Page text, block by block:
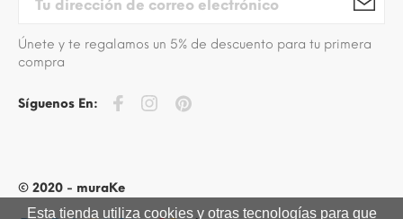
Únete y te regalamos un 5% de descuento para tu primera
compra
Síguenos En:
© 2020 - muraKe
Esta tienda utiliza cookies y otras tecnologías para que